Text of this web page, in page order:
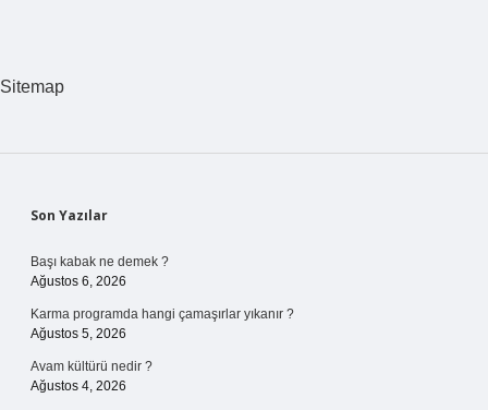
Sitemap
Sidebar
Son Yazılar
Başı kabak ne demek ?
Ağustos 6, 2026
Karma programda hangi çamaşırlar yıkanır ?
Ağustos 5, 2026
Avam kültürü nedir ?
Ağustos 4, 2026